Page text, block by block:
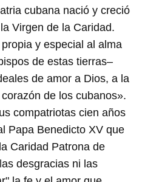
cubana nació y creció
Virgen de la Caridad.
y especial al alma
de estas tierras–
de amor a Dios, a la
de los cubanos».
compatriotas cien años
Papa Benedicto XV que
Caridad Patrona de
desgracias ni las